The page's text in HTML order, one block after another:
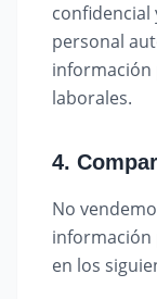
confidencial
personal
información
laborales.
4.
No
información
en los